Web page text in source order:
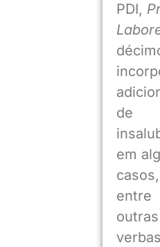
PDI,
de
em
casos,
entre
outras